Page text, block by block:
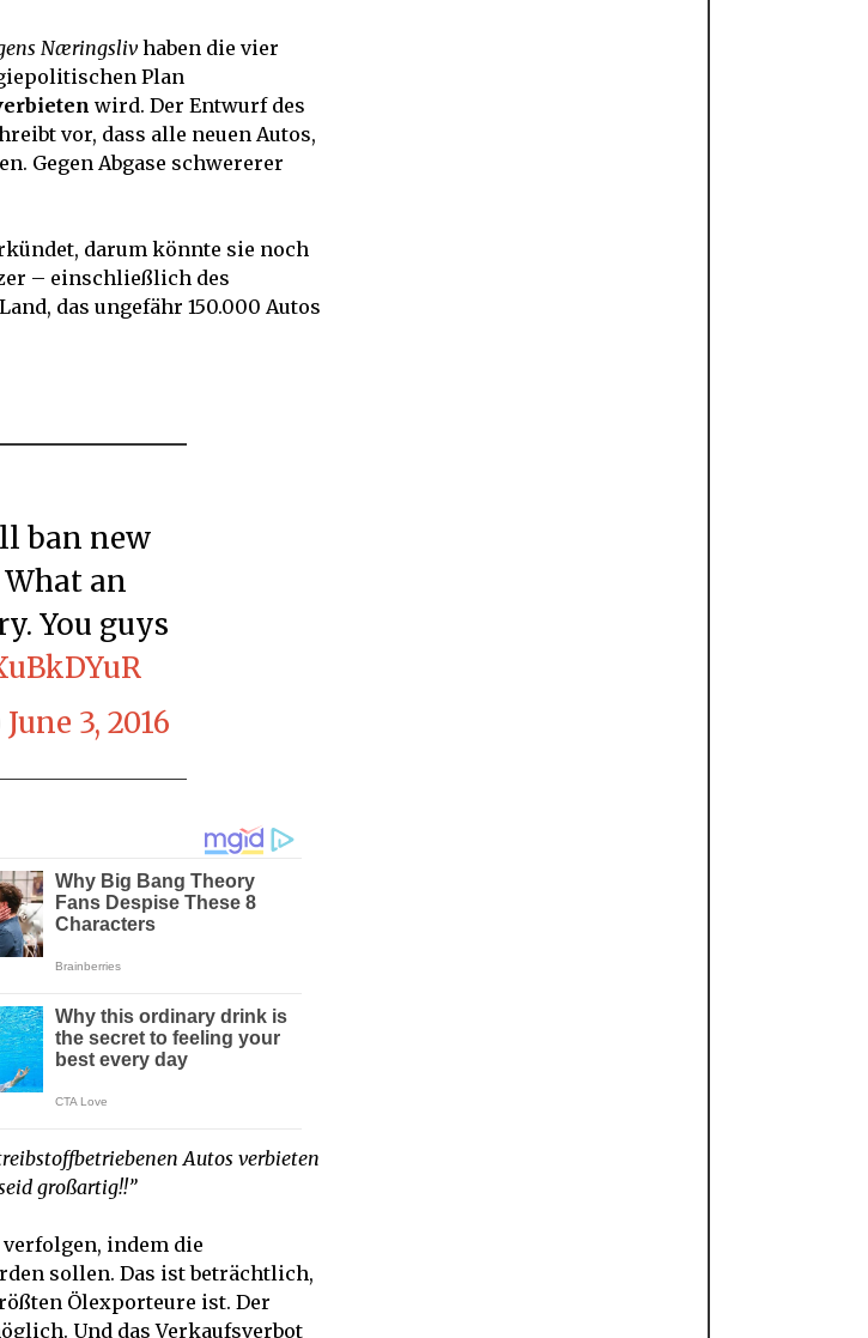
Næringslivhaben die vier
Plan
wird. Der Entwurf des
vor, dass alle neuen Autos,
Gegen Abgase schwererer
darum könnte sie noch
– einschließlich des
das ungefähr 150.000 Autos
What an
You guys
June 3, 2016
Autos verbieten
großartig!!”
indem die
sollen. Das ist beträchtlich,
Ölexporteure ist. Der
Und das Verkaufsverbot